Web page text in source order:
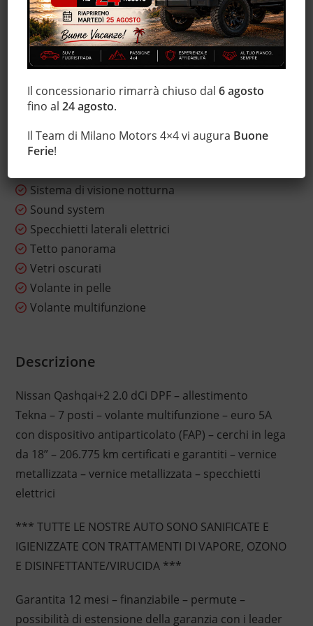
Isofix
Lettore CD
Marmitta catalitica
Monitoraggio pressione pneumatici
MP3
Sensore di luce
Sensore di pioggia
Sensori di parcheggio posteriori
Sistema di visione notturna
Sound system
Specchietti laterali elettrici
Tetto panorama
Vetri oscurati
Volante in pelle
Volante multifunzione
Descrizione
Nissan Qashqai+2 2.0 dCi DPF – allestimento
Tekna – 7 posti – volante multifunzione – euro 5A
con dispositivo antiparticolato (FAP) – cerchi in lega
da 18” – 206.775 km certificati e garantiti – vernice
metallizzata – vernice metallizzata – specchietti
elettrici
*** TUTTE LE NOSTRE AUTO SONO SANIFICATE E
IGIENIZZATE CON TRATTAMENTI DI VAPORE, OZONO
E DISINFETTANTE/VIRUCIDA ***
Garantita 12 mesi – finanziabile – permute –
possibilità di estensione della garanzia con i leader
Il concessionario rimarrà chiuso dal6 agosto
fino al24 agosto.
Il Team di Milano Motors 4×4 vi augura Buone
Ferie!